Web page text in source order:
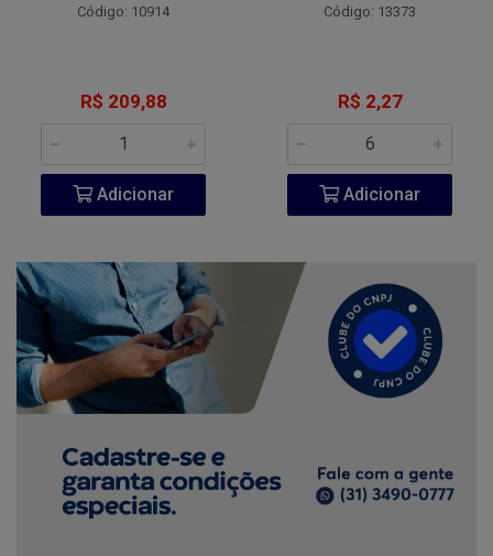
Código: 10914
R$ 209,88
Adicionar
Código: 13373
R$ 2,27
Adicionar